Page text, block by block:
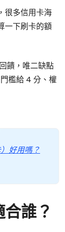
很多信用卡海
一下刷卡的額
饋，唯二缺點
檻給 4 分、權
好用嗎？
誰？